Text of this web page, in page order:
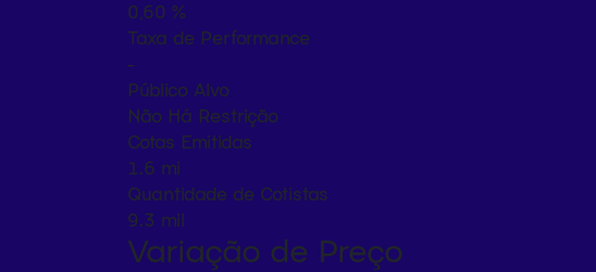
0,60 %
Taxa de Performance
-
Público Alvo
Não Há Restrição
Cotas Emitidas
1.6 mi
Quantidade de Cotistas
9.3 mil
Variação de Preço